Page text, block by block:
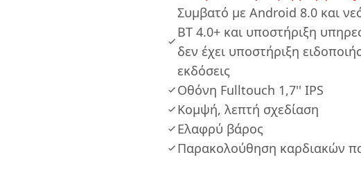
Συμβατό με Android 8.0 και
BT 4.0+ και υποστήριξη
δεν έχει υποστήριξη
εκδόσεις
Οθόνη Fulltouch 1,7'' IPS
Κομψή, λεπτή σχεδίαση
Ελαφρύ βάρος
Παρακολούθηση καρδιακών